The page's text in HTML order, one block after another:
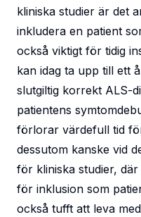
kliniska studier är det
inkludera en patient
också viktigt för tidig
kan idag ta upp till ett
slutgiltig korrekt ALS-
patientens
förlorar värdefull tid
dessutom kanske vid
för kliniska studier,
för inklusion som
också tufft att leva